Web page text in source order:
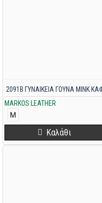
MARKOS LEATHER
2091B ΓΥΝΑΙΚΕΙΑ ΓΟΥΝΑ MINK
M
Καλάθι